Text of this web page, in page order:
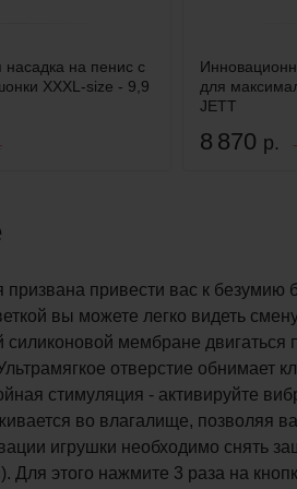
насадка на пенис с
XXXL-size - 9,9
для
JETT
8 870 р.
призвана привести вас к безумию
вы можете легко видеть
силиконовой мембране
отверстие обнимает
стимуляция - активируйте
во влагалище, позволяя
игрушки необходимо снять
Для этого нажмите 3 раза на